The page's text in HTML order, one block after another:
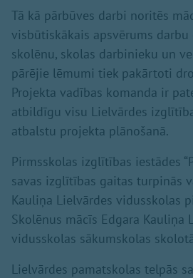
Tā kā pārbūves darbi noritēs
visbūtiskākais apsvērums
skolēnu, skolas darbinieku un
pārējie lēmumi tiek pakārtoti
Projekta vadības komanda ir
atbildīgu visu Lielvārdes
atbalstu projekta plānošanā.
Pirmsskolas izglītības iestādes
savas izglītības gaitas turpinās
Kauliņa Lielvārdes vidusskolas
Skolēnus mācīs Edgara Kauliņa
vidusskolas sākumskolas
Lielvārdes pamatskolas telpās